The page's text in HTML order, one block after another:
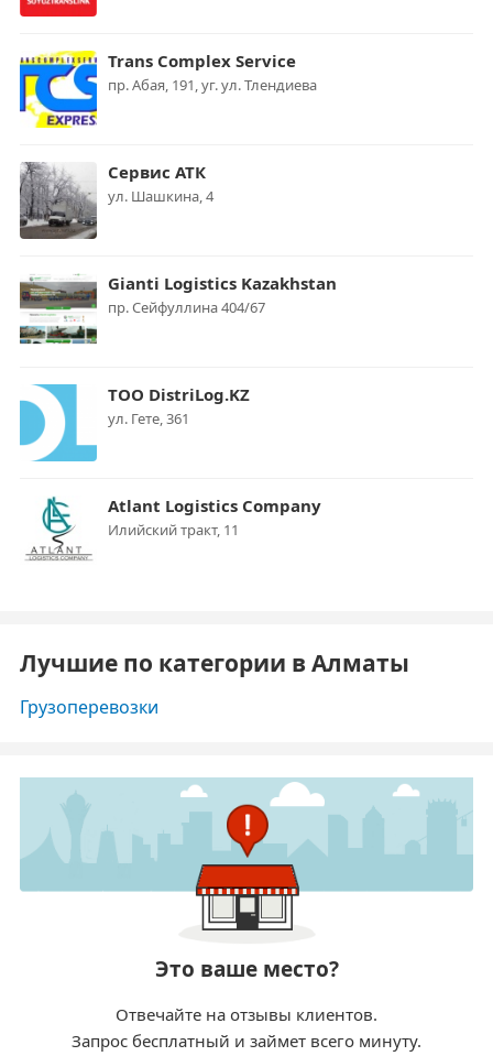
Trans Complex Service
пр. Абая, 191, уг. ул. Тлендиева
Сервис АТК
ул. Шашкина, 4
Gianti Logistics Kazakhstan
пр. Сейфуллина 404/67
ТОО DistriLog.KZ
ул. Гете, 361
Atlant Logistics Company
Илийский тракт, 11
Лучшие по категории в Алматы
Грузоперевозки
Это ваше место?
Отвечайте на отзывы клиентов.
Запрос бесплатный и займет всего минуту.